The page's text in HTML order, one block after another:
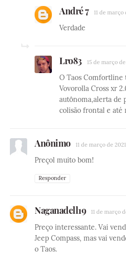
André 7 11 de março
Verdade
Lro83 15 de março de
O Taos Comfortline
Vovorolla Cross xr
autônoma,alerta de
colisão frontal e até
Anônimo 11 de março de
Preçol muito bom!
Responder
Naganadell19 11 de março
Preço interessante. Vai
Jeep Compass, mas vai
o Taos.